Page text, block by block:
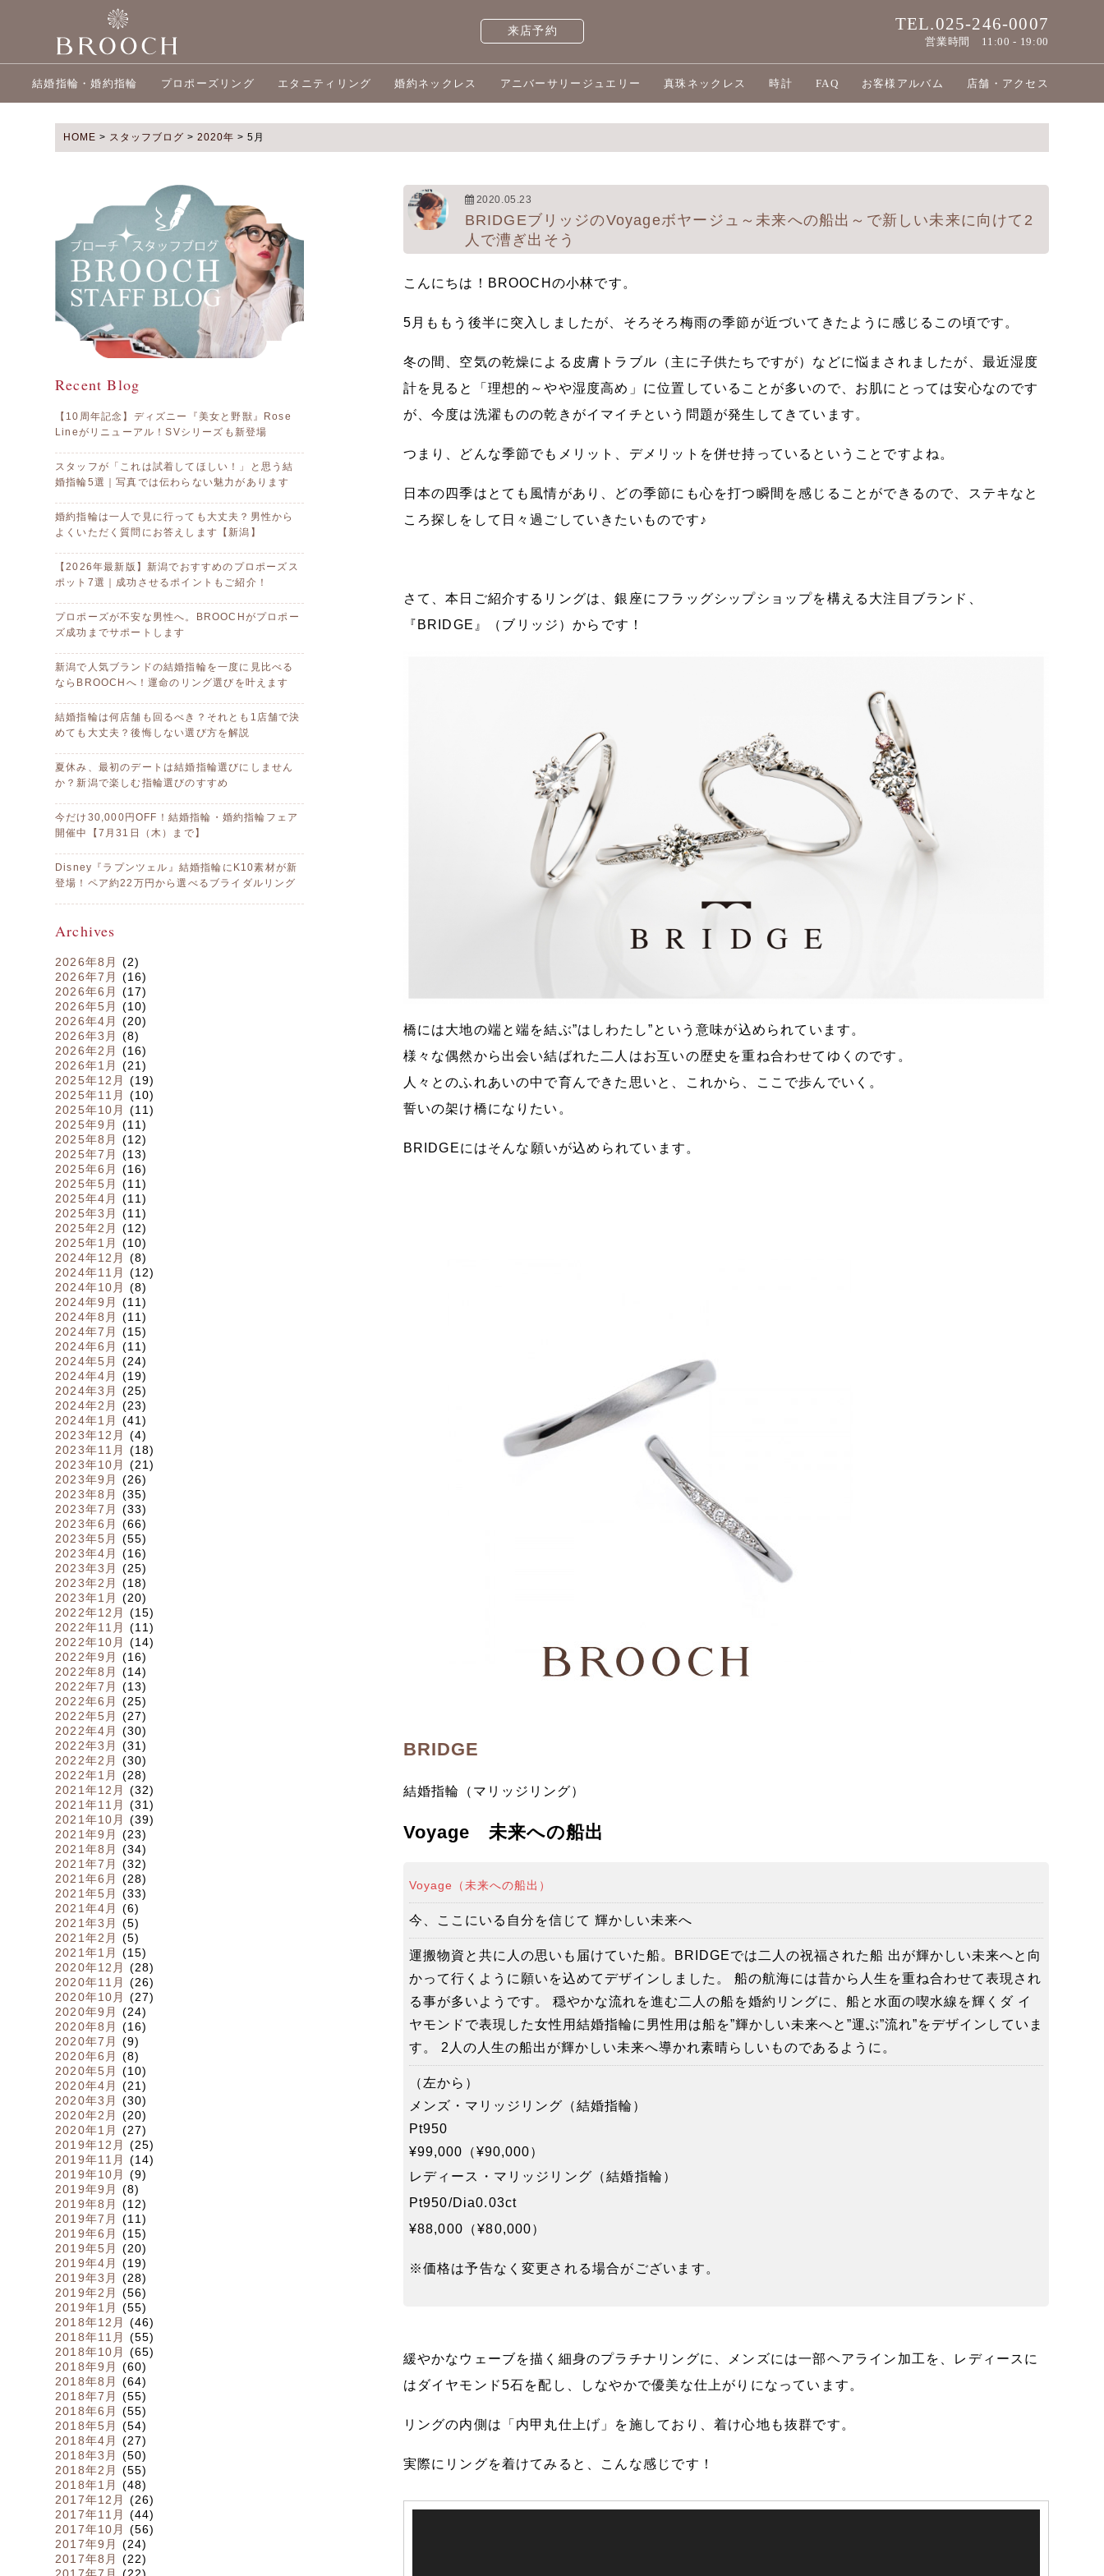
来店予約 TEL.025-246-0007
営業時間 11:00 - 19:00
結婚指輪・婚約指輪 プロポーズリング エタニティリング 婚約ネックレス アニバーサリージュエリー 真珠ネックレス 時計 FAQ お客様アルバム 店舗・アクセス
HOME > スタッフブログ > 2020年 > 5月
Recent Blog
【10周年記念】ディズニー『美女と野獣』Rose
Lineがリニューアル！SVシリーズも新登場
スタッフが「これは試着してほしい！」と思う結
婚指輪5選｜写真では伝わらない魅力があります
婚約指輪は一人で見に行っても大丈夫？男性から
よくいただく質問にお答えします【新潟】
【2026年最新版】新潟でおすすめのプロポーズス
ポット7選｜成功させるポイントもご紹介！
プロポーズが不安な男性へ。BROOCHがプロポー
ズ成功までサポートします
新潟で人気ブランドの結婚指輪を一度に見比べる
ならBROOCHへ！運命のリング選びを叶えます
結婚指輪は何店舗も回るべき？それとも1店舗で決
めても大丈夫？後悔しない選び方を解説
夏休み、最初のデートは結婚指輪選びにしません
か？新潟で楽しむ指輪選びのすすめ
今だけ30,000円OFF！結婚指輪・婚約指輪フェア
開催中【7月31日（木）まで】
Disney『ラプンツェル』結婚指輪にK10素材が新
登場！ペア約22万円から選べるブライダルリング
Archives
2026年8月
(2)
2026年7月
(16)
2026年6月
(17)
2026年5月
(10)
2026年4月
(20)
2026年3月
(8)
2026年2月
(16)
2026年1月
(21)
2025年12月
(19)
2025年11月
(10)
2025年10月
(11)
2025年9月
(11)
2025年8月
(12)
2025年7月
(13)
2025年6月
(16)
2025年5月
(11)
2025年4月
(11)
2025年3月
(11)
2025年2月
(12)
2025年1月
(10)
2024年12月
(8)
2024年11月
(12)
2024年10月
(8)
2024年9月
(11)
2024年8月
(11)
2024年7月
(15)
2024年6月
(11)
2024年5月
(24)
2024年4月
(19)
2024年3月
(25)
2024年2月
(23)
2024年1月
(41)
2023年12月
(4)
2023年11月
(18)
2023年10月
(21)
2023年9月
(26)
2023年8月
(35)
2023年7月
(33)
2023年6月
(66)
2023年5月
(55)
2023年4月
(16)
2023年3月
(25)
2023年2月
(18)
2023年1月
(20)
2022年12月
(15)
2022年11月
(11)
2022年10月
(14)
2022年9月
(16)
2022年8月
(14)
2022年7月
(13)
2022年6月
(25)
2022年5月
(27)
2022年4月
(30)
2022年3月
(31)
2022年2月
(30)
2022年1月
(28)
2021年12月
(32)
2021年11月
(31)
2021年10月
(39)
2021年9月
(23)
2021年8月
(34)
2021年7月
(32)
2021年6月
(28)
2021年5月
(33)
2021年4月
(6)
2021年3月
(5)
2021年2月
(5)
2021年1月
(15)
2020年12月
(28)
2020年11月
(26)
2020年10月
(27)
2020年9月
(24)
2020年8月
(16)
2020年7月
(9)
2020年6月
(8)
2020年5月
(10)
2020年4月
(21)
2020年3月
(30)
2020年2月
(20)
2020年1月
(27)
2019年12月
(25)
2019年11月
(14)
2019年10月
(9)
2019年9月
(8)
2019年8月
(12)
2019年7月
(11)
2019年6月
(15)
2019年5月
(20)
2019年4月
(19)
2019年3月
(28)
2019年2月
(56)
2019年1月
(55)
2018年12月
(46)
2018年11月
(55)
2018年10月
(65)
2018年9月
(60)
2018年8月
(64)
2018年7月
(55)
2018年6月
(55)
2018年5月
(54)
2018年4月
(27)
2018年3月
(50)
2018年2月
(55)
2018年1月
(48)
2017年12月
(26)
2017年11月
(44)
2017年10月
(56)
2017年9月
(24)
2017年8月
(22)
2017年7月
(22)
2020.05.23
BRIDGEブリッジのVoyageボヤージュ～未来への船出～で新しい未来に向けて2
人で漕ぎ出そう
こんにちは！BROOCHの小林です。
5月ももう後半に突入しましたが、そろそろ梅雨の季節が近づいてきたように感じるこの頃です。
冬の間、空気の乾燥による皮膚トラブル（主に子供たちですが）などに悩まされましたが、最近湿度
計を見ると「理想的～やや湿度高め」に位置していることが多いので、お肌にとっては安心なのです
が、今度は洗濯ものの乾きがイマイチという問題が発生してきています。
つまり、どんな季節でもメリット、デメリットを併せ持っているということですよね。
日本の四季はとても風情があり、どの季節にも心を打つ瞬間を感じることができるので、ステキなと
ころ探しをして日々過ごしていきたいものです♪
さて、本日ご紹介するリングは、銀座にフラッグシップショップを構える大注目ブランド、
『BRIDGE』（ブリッジ）からです！
橋には大地の端と端を結ぶ”はしわたし”という意味が込められています。
様々な偶然から出会い結ばれた二人はお互いの歴史を重ね合わせてゆくのです。
人々とのふれあいの中で育んできた思いと、これから、ここで歩んでいく。
誓いの架け橋になりたい。
BRIDGEにはそんな願いが込められています。
BRIDGE
結婚指輪（マリッジリング）
Voyage 未来への船出
Voyage（未来への船出）
今、ここにいる自分を信じて 輝かしい未来へ
運搬物資と共に人の思いも届けていた船。BRIDGEでは二人の祝福された船 出が輝かしい未来へと向
かって行くように願いを込めてデザインしました。 船の航海には昔から人生を重ね合わせて表現され
る事が多いようです。 穏やかな流れを進む二人の船を婚約リングに、船と水面の喫水線を輝くダ イ
ヤモンドで表現した女性用結婚指輪に男性用は船を”輝かしい未来へと”運ぶ”流れ”をデザインしていま
す。 2人の人生の船出が輝かしい未来へ導かれ素晴らしいものであるように。
（左から）
メンズ・マリッジリング（結婚指輪）
Pt950
¥99,000（¥90,000）
レディース・マリッジリング（結婚指輪）
Pt950/Dia0.03ct
¥88,000（¥80,000）
※価格は予告なく変更される場合がございます。
緩やかなウェーブを描く細身のプラチナリングに、メンズには一部ヘアライン加工を、レディースに
はダイヤモンド5石を配し、しなやかで優美な仕上がりになっています。
リングの内側は「内甲丸仕上げ」を施しており、着け心地も抜群です。
実際にリングを着けてみると、こんな感じです！